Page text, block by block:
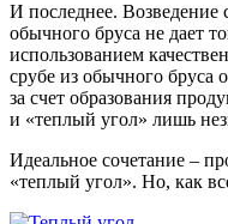
И последнее. Возведение
обычного бруса не дает
использованием
срубе из обычного бруса
за счет образования
и «теплый угол» лишь
Идеальное сочетание –
«теплый угол». Но, как